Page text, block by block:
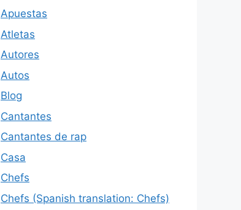
Apuestas
Atletas
Autores
Autos
Blog
Cantantes
Cantantes de rap
Casa
Chefs
Chefs (Spanish translation: Chefs)